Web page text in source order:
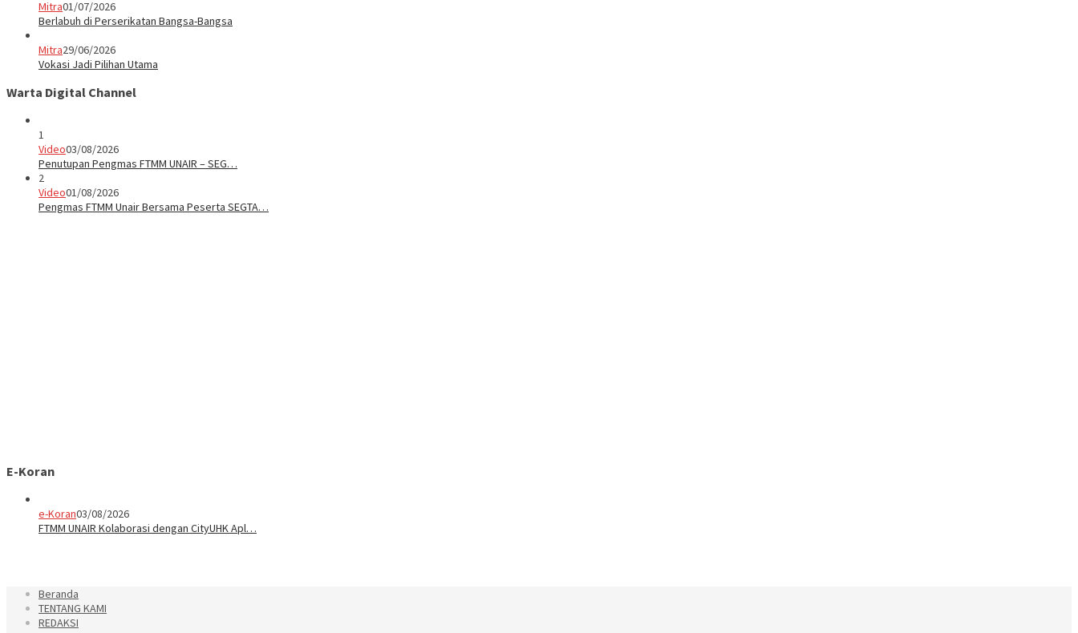
Mitra01/07/2026
Berlabuh di Perserikatan Bangsa-Bangsa
Mitra29/06/2026
Vokasi Jadi Pilihan Utama
Warta Digital Channel
1
Video03/08/2026
Penutupan Pengmas FTMM UNAIR – SEG…
2
Video01/08/2026
Pengmas FTMM Unair Bersama Peserta SEGTA…
E-Koran
e-Koran03/08/2026
FTMM UNAIR Kolaborasi dengan CityUHK Apl…
Beranda
TENTANG KAMI
REDAKSI